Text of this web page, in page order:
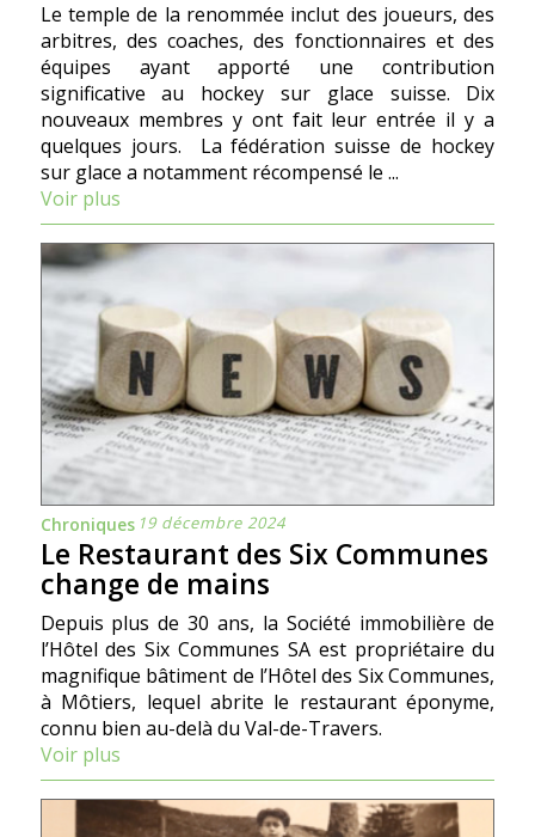
Le temple de la renommée inclut des joueurs, des
arbitres, des coaches, des fonctionnaires et des
équipes ayant apporté une contribution
significative au hockey sur glace suisse. Dix
nouveaux membres y ont fait leur entrée il y a
quelques jours. La fédération suisse de hockey
sur glace a notamment récompensé le ...
Voir plus
Chroniques 19 décembre 2024
Le Restaurant des Six Communes
change de mains
Depuis plus de 30 ans, la Société immobilière de
l’Hôtel des Six Communes SA est propriétaire du
magnifique bâtiment de l’Hôtel des Six Communes,
à Môtiers, lequel abrite le restaurant éponyme,
connu bien au-delà du Val-de-Travers.
Voir plus